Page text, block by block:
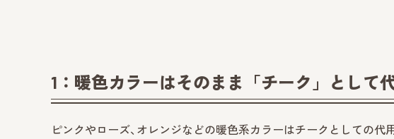
1：暖色カラーはそのまま「チーク」として
ピンクやローズ、オレンジなどの暖色系カラーはチークとしての代